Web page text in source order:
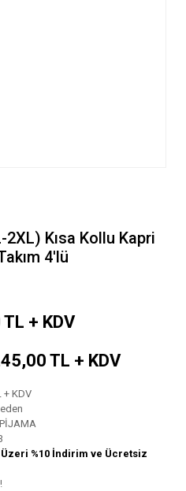
Kısa Kollu Kapri
4'lü
+ KDV
TL + KDV
+ KDV
Üzeri %10 İndirim ve Ücretsiz